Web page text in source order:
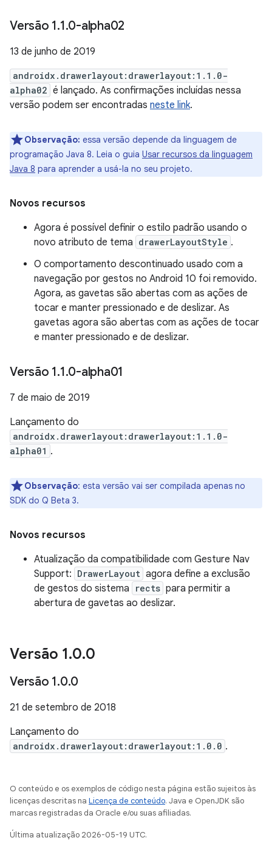
Versão 1.1.0-alpha02
13 de junho de 2019
androidx.drawerlayout:drawerlayout:1.1.0-
alpha02 é lançado. As confirmações incluídas nessa
versão podem ser encontradas neste link.
Observação: essa versão depende da linguagem de
programação Java 8. Leia o guia Usar recursos da linguagem
Java 8 para aprender a usá-la no seu projeto.
Novos recursos
Agora é possível definir o estilo padrão usando o
novo atributo de tema drawerLayoutStyle .
O comportamento descontinuado usado com a
navegação por gestos no Android 10 foi removido.
Agora, as gavetas são abertas com as ações de
tocar e manter pressionado e de deslizar. As
gavetas agora são abertas com as ações de tocar
e manter pressionado e de deslizar.
Versão 1.1.0-alpha01
7 de maio de 2019
Lançamento do
androidx.drawerlayout:drawerlayout:1.1.0-
alpha01 .
Observação: esta versão vai ser compilada apenas no
SDK do Q Beta 3.
Novos recursos
Atualização da compatibilidade com Gesture Nav
Support: DrawerLayout agora define a exclusão
de gestos do sistema
rects para permitir a
abertura de gavetas ao deslizar.
Versão 1.0.0
Versão 1.0.0
21 de setembro de 2018
Lançamento do
androidx.drawerlayout:drawerlayout:1.0.0 .
O conteúdo e os exemplos de código nesta página estão sujeitos às
licenças descritas na Licença de conteúdo. Java e OpenJDK são
marcas registradas da Oracle e/ou suas afiliadas.
Última atualização 2026-05-19 UTC.